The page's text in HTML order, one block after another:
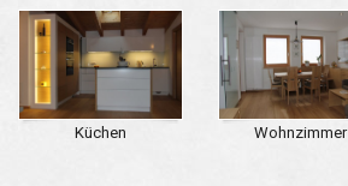
Küchen Wohnzimmer